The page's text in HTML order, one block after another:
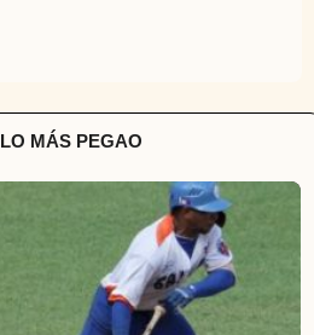
LO MÁS PEGAO